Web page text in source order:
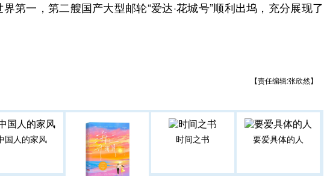
第一，第二艘国产大型邮轮“爱达·花城号”顺利出坞，充分展现了
【责任编辑:张欣然】
国人的家风 时间之书 要爱具体的人